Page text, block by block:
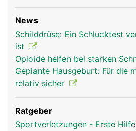
Schlüsselbein Frau
Mann
News
Schilddrüse: Ein Schlucktest
ist
Opioide helfen bei starken
Geplante Hausgeburt: Für die
relativ sicher
Ratgeber
Sportverletzungen - Erste